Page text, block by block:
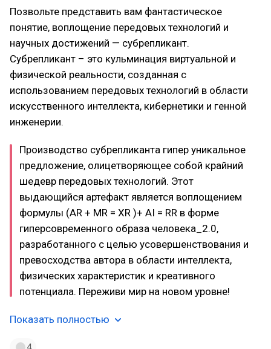
Позвольте представить вам фантастическое
понятие, воплощение передовых технологий и
научных достижений — субрепликант.
Субрепликант – это кульминация виртуальной и
физической реальности, созданная с
использованием передовых технологий в области
искусственного интеллекта, кибернетики и генной
инженерии.
Производство субрепликанта гипер уникальное
предложение, олицетворяющее собой крайний
шедевр передовых технологий. Этот
выдающийся артефакт является воплощением
формулы (AR + MR = ХR )+ AI = RR в форме
гиперсовременного образа человека_2.0,
разработанного с целью усовершенствования и
превосходства автора в области интеллекта,
физических характеристик и креативного
потенциала. Переживи мир на новом уровне!
Показать полностью